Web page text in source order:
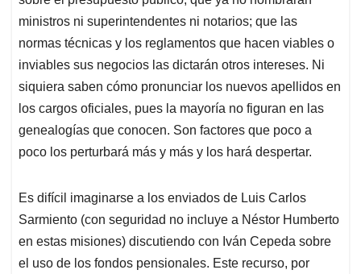
ministros ni superintendentes ni notarios; que las
normas técnicas y los reglamentos que hacen viables o
inviables sus negocios las dictarán otros intereses. Ni
siquiera saben cómo pronunciar los nuevos apellidos en
los cargos oficiales, pues la mayoría no figuran en las
genealogías que conocen. Son factores que poco a
poco los perturbará más y más y los hará despertar.
Es difícil imaginarse a los enviados de Luis Carlos
Sarmiento (con seguridad no incluye a Néstor Humberto
en estas misiones) discutiendo con Iván Cepeda sobre
el uso de los fondos pensionales. Este recurso, por